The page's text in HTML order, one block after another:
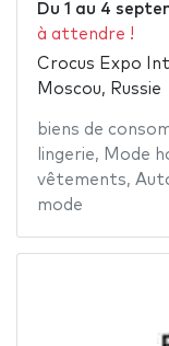
Du 1 au 4
à attendre !
Crocus Expo
Moscou, Russie
biens de
lingerie, Mode
vêtements,
mode